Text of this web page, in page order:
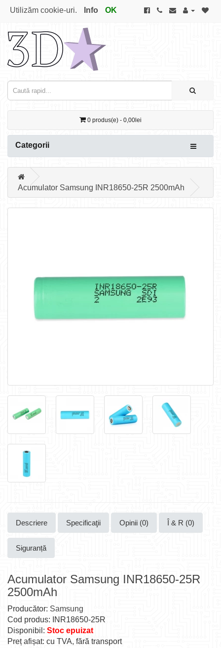
Utilizăm cookie-uri. Info OK
0 produs(e) - 0,00lei
Categorii
Acumulator Samsung INR18650-25R 2500mAh
Descriere Specificaţii Opinii (0) Î & R (0)
Siguranță
Acumulator Samsung INR18650-25R
2500mAh
Producător: Samsung
Cod produs: INR18650-25R
Disponibil: Stoc epuizat
Preț afișat: cu TVA, fără transport